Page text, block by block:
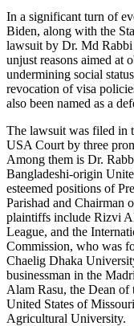
In a significant turn of
Biden, along with the
lawsuit by Dr. Md
unjust reasons aimed at
undermining social
revocation of visa
also been named as a
The lawsuit was filed in
USA Court by three
Among them is Dr.
Bangladeshi-origin
esteemed positions of
Parishad and Chairman
plaintiffs include Rizvi
League, and the
Commission, who was
Chaelig Dhaka
businessman in the
Alam Rasu, the Dean of
United States of
Agricultural University.